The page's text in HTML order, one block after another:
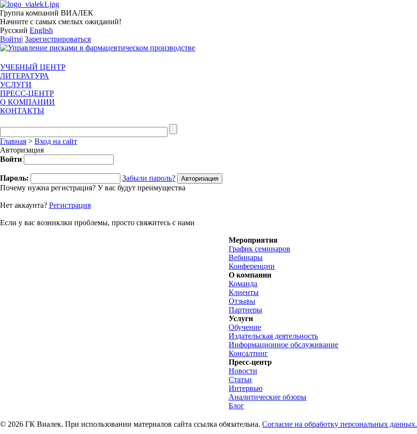
Группа компаний ВИАЛЕК
Начните с самых смелых ожиданий!
Русский English
Войти| Зарегистрироваться
УЧЕБНЫЙ ЦЕНТР
ЛИТЕРАТУРА
УСЛУГИ
ПРЕСС-ЦЕНТР
О КОМПАНИИ
КОНТАКТЫ
Главная > Вход на сайт
Авторизация
Войти
Пароль:
Забыли пароль?
Почему нужна регистрация? У вас будут преимущества
Нет аккаунта? Регистрация
Если у вас возниклки проблемы, просто свяжитесь с нами
Мероприятия
График семинаров
Вебинары
Конференции
О компании
Команда
Клиенты
Отзывы
Партнеры
Услуги
Обучение
Издательская деятельность
Информационное обслуживание
Консалтинг
Пресс-центр
Новости
Статьи
Интервью
Аналитические обзоры
Блог
© 2026 ГК Виалек. При использовании материалов сайта ссылка обязательна. Согласие на обработку персональных данных.